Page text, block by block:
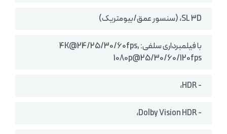
SL 3D، (سنسور عمق/بیومتریک)
با فیلمبرداری سلفی: 4K@24/25/30/60fps,
1080p@25/30/60/120fps
- HDR،
- Dolby Vision HDR،